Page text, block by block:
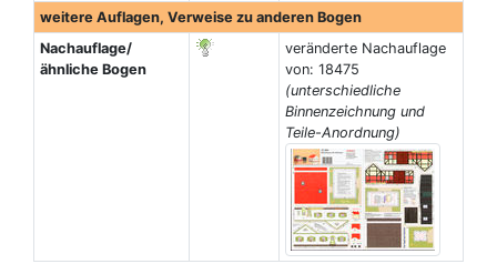
weitere Auflagen, Verweise zu anderen Bogen
Nachauflage/
ähnliche Bogen
veränderte Nachauflage
von: 18475
(unterschiedliche
Binnenzeichnung und
Teile-Anordnung)